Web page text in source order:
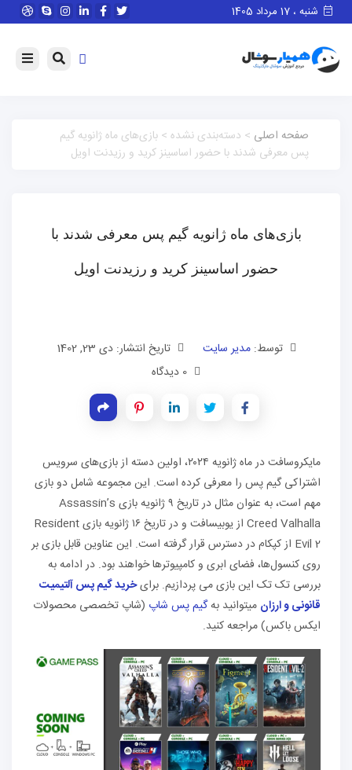
شنبه ، 17 مرداد 1405
صفحه اصلی > دسته‌بندی نشده > بازی‌های ماه ژانویه گیم
پس معرفی شدند با حضور اساسینز کرید و رزیدنت اویل
بازی‌های ماه ژانویه گیم پس معرفی شدند با
حضور اساسینز کرید و رزیدنت اویل
توسط:مدیر سایت
تاریخ انتشار: دی 23, 1402
مایکروسافت در ماه ژانویه ۲۰۲۴، اولین دسته از بازی‌های سرویس
اشتراکی گیم پس را معرفی کرده است. این مجموعه شامل دو بازی
مهم است، به عنوان مثال در تاریخ ۹ ژانویه بازی Assassin’s
Creed Valhalla از یوبیسافت و در تاریخ ۱۶ ژانویه بازی Resident
Evil 2 از کپکام در دسترس قرار گرفته است. این عناوین قابل بازی بر
روی کنسول‌ها، فضای ابری و کامپیوترها خواهند بود. در ادامه به
بررسی تک تک این بازی می پردازیم. برایخرید گیم پس آلتیمیت
قانونی و ارزان میتوانید بهگیم پس شاپ (شاپ تخصصی محصولات
ایکس باکس) مراجعه کنید.